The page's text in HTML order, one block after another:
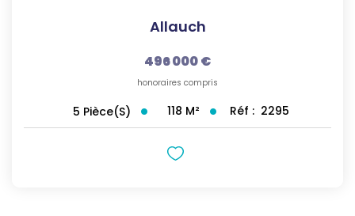
Allauch
496 000 €
honoraires compris
5 Pièce(s) 118 M² Réf : 2295